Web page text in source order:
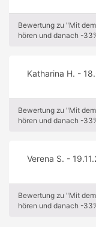
Bewertung zu "Mit
hören und danach -
Katharina H. -
Bewertung zu "Mit
hören und danach -
Verena S. -
Bewertung zu "Mit
hören und danach -